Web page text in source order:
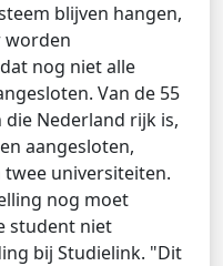
blijven hangen,
worden
nog niet alle
Van de 55
Nederland rijk is,
aangesloten,
universiteiten.
nog moet
student niet
bij Studielink. "Dit